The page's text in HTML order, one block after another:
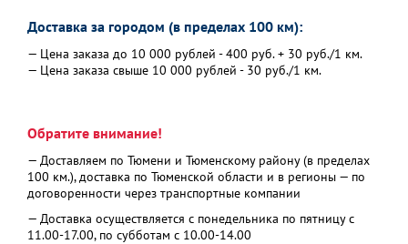
Доставка за городом (в пределах 100 км):
— Цена заказа до 10 000 рублей - 400 руб. + 30 руб./1 км.
— Цена заказа свыше 10 000 рублей - 30 руб./1 км.
Обратите внимание!
— Доставляем по Тюмени и Тюменскому району (в пределах
100 км.), доставка по Тюменской области и в регионы — по
договоренности через транспортные компании
— Доставка осуществляется с понедельника по пятницу с
11.00-17.00, по субботам с 10.00-14.00